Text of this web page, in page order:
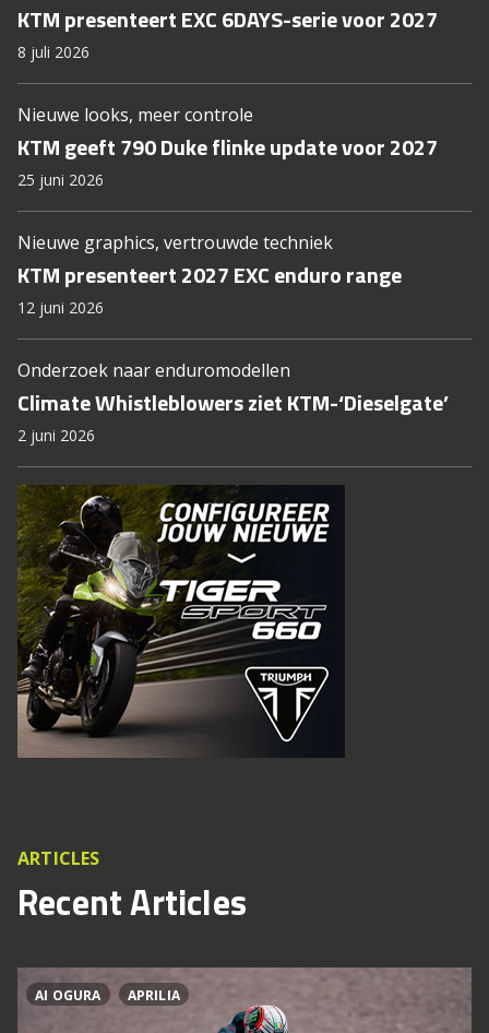
KTM presenteert EXC 6DAYS-serie voor 2027
8 juli 2026
Nieuwe looks, meer controle
KTM geeft 790 Duke flinke update voor 2027
25 juni 2026
Nieuwe graphics, vertrouwde techniek
KTM presenteert 2027 EXC enduro range
12 juni 2026
Onderzoek naar enduromodellen
Climate Whistleblowers ziet KTM-‘Dieselgate’
2 juni 2026
ARTICLES
Recent Articles
AI OGURA APRILIA